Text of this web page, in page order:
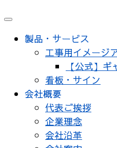
メ
製品・サービス
工事用イメージ
【公式】
看板・サイン
会社概要
代表ご挨拶
企業理念
会社沿革